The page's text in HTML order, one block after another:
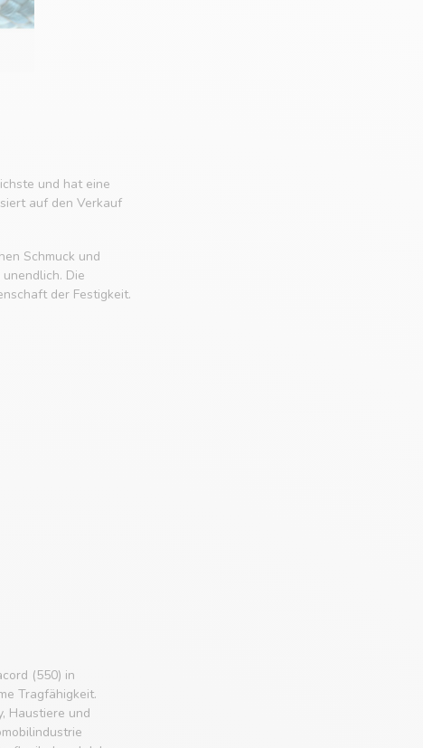
und hat eine
auf den Verkauf
Schmuck und
Die
der Festigkeit.
(550) in
Tragfähigkeit.
Haustiere und